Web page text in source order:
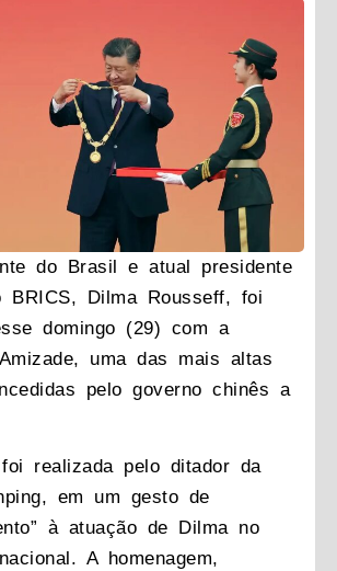
do Brasil e atual presidente
BRICS, Dilma Rousseff, foi
domingo (29) com a
uma das mais altas
pelo governo chinês a
realizada pelo ditador da
em um gesto de
à atuação de Dilma no
A homenagem,